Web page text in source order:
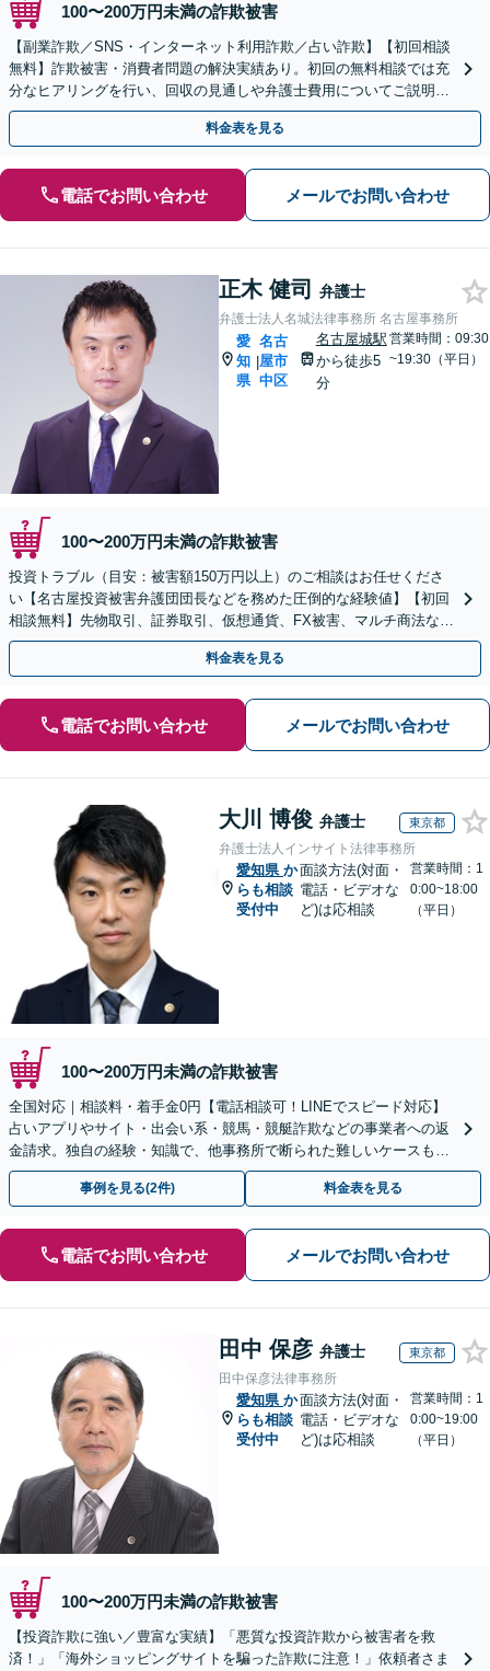
100〜200万円未満の詐欺被害
【副業詐欺／SNS・インターネット利用詐欺／占い詐欺】【初回相談
無料】詐欺被害・消費者問題の解決実績あり。初回の無料相談では充
分なヒアリングを行い、回収の見通しや弁護士費用についてご説明し
ます。一人で悩まずご相談を【名古屋城駅5分】
料金表を見る
電話でお問い合わせ メールでお問い合わせ
正木 健司 弁護士
弁護士法人名城法律事務所 名古屋事務所
愛
知
県
|
名古
屋市
中区
名古屋城駅
から徒歩5
分
営業時間：09:30
~19:30（平日）
100〜200万円未満の詐欺被害
投資トラブル（目安：被害額150万円以上）のご相談はお任せくださ
い【名古屋投資被害弁護団団長などを務めた圧倒的な経験値】【初回
相談無料】先物取引、証券取引、仮想通貨、FX被害、マルチ商法など
【弁護士27名在籍する事務所】【全国7箇所に拠点】
料金表を見る
電話でお問い合わせ メールでお問い合わせ
大川 博俊 弁護士 東京都
弁護士法人インサイト法律事務所
愛知県 か
らも相談
受付中
面談方法(対面・
電話・ビデオな
ど)は応相談
営業時間：1
0:00~18:00
（平日）
100〜200万円未満の詐欺被害
全国対応｜相談料・着手金0円【電話相談可！LINEでスピード対応】
占いアプリやサイト・出会い系・競馬・競艇詐欺などの事業者への返
金請求。独自の経験・知識で、他事務所で断られた難しいケースも解
決に導いた実績あり。まずはお気軽にご相談ください
事例を見る(2件) 料金表を見る
電話でお問い合わせ メールでお問い合わせ
田中 保彦 弁護士 東京都
田中保彦法律事務所
愛知県 か
らも相談
受付中
面談方法(対面・
電話・ビデオな
ど)は応相談
営業時間：1
0:00~19:00
（平日）
100〜200万円未満の詐欺被害
【投資詐欺に強い／豊富な実績】「悪質な投資詐欺から被害者を救
済！」「海外ショッピングサイトを騙った詐欺に注意！」依頼者さま